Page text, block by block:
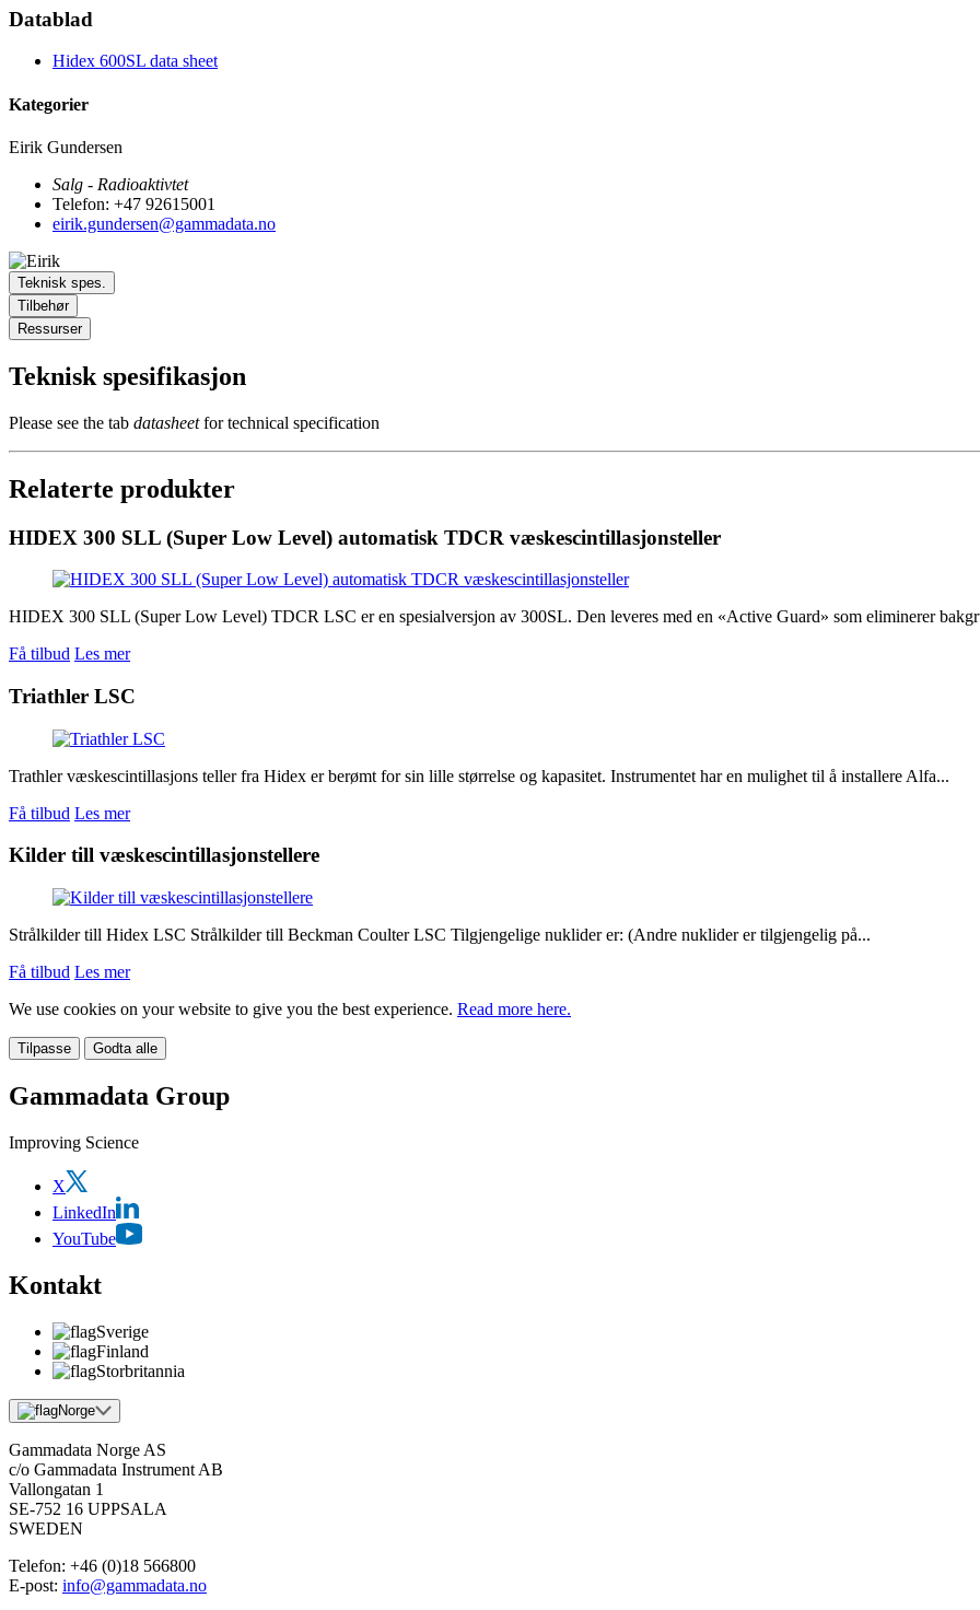
Datablad
Hidex 600SL data sheet
Kategorier
Eirik Gundersen
Salg - Radioaktivtet
Telefon: +47 92615001
eirik.gundersen@gammadata.no
Teknisk spes.
Tilbehør
Ressurser
Teknisk spesifikasjon
Please see the tab datasheetfor technical specification
Relaterte produkter
HIDEX 300 SLL (Super Low Level) automatisk TDCR væskescintillasjonsteller
HIDEX 300 SLL (Super Low Level) TDCR LSC er en spesialversjon av 300SL. Den leveres med en «Active Guard» som eliminerer
Få tilbud Les mer
Triathler LSC
Trathler væskescintillasjons teller fra Hidex er berømt for sin lille størrelse og kapasitet. Instrumentet har en mulighet til å installere Alfa...
Få tilbud Les mer
Kilder till væskescintillasjonstellere
Strålkilder till Hidex LSC Strålkilder till Beckman Coulter LSC Tilgjengelige nuklider er: (Andre nuklider er tilgjengelig på...
Få tilbud Les mer
We use cookies on your website to give you the best experience. Read more here.
Tilpasse Godta alle
Gammadata Group
Improving Science
X
LinkedIn
YouTube
Kontakt
Sverige
Finland
Storbritannia
Norge
Gammadata Norge AS
c/o Gammadata Instrument AB
Vallongatan 1
SE-752 16 UPPSALA
SWEDEN
Telefon: +46 (0)18 566800
E-post: info@gammadata.no